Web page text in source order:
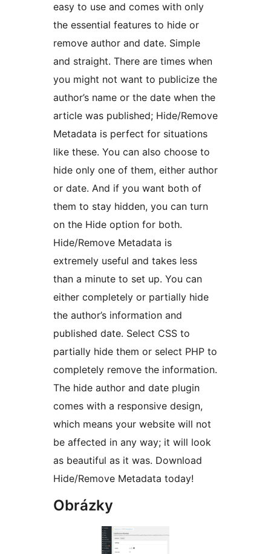
easy to use and comes with only
the essential features to hide or
remove author and date. Simple
and straight. There are times when
you might not want to publicize the
author’s name or the date when the
article was published; Hide/Remove
Metadata is perfect for situations
like these. You can also choose to
hide only one of them, either author
or date. And if you want both of
them to stay hidden, you can turn
on the Hide option for both.
Hide/Remove Metadata is
extremely useful and takes less
than a minute to set up. You can
either completely or partially hide
the author’s information and
published date. Select CSS to
partially hide them or select PHP to
completely remove the information.
The hide author and date plugin
comes with a responsive design,
which means your website will not
be affected in any way; it will look
as beautiful as it was. Download
Hide/Remove Metadata today!
Obrázky